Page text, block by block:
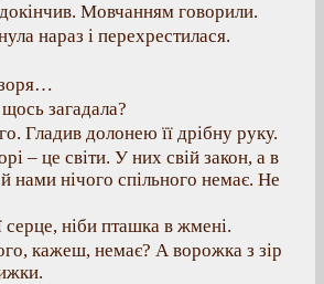
Мовчанням говорили.
нараз і перехрестилася.
загадала?
Гладив долонею її дрібну руку.
– це світи. У них свій закон, а в
нами нічого спільного немає. Не
серце, ніби пташка в жмені.
кажеш, немає? А ворожка з зір